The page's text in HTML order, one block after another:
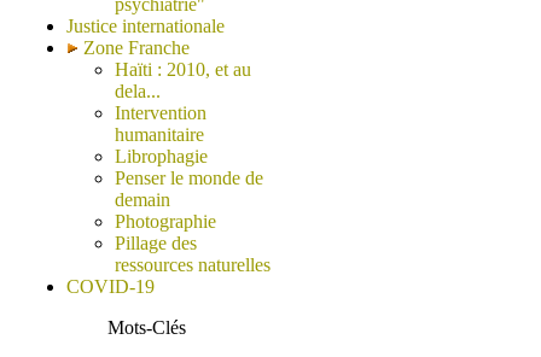
psychiatrie"
Justice internationale
Zone Franche
Haïti : 2010, et au
dela...
Intervention
humanitaire
Librophagie
Penser le monde de
demain
Photographie
Pillage des
ressources naturelles
COVID-19
Mots-Clés